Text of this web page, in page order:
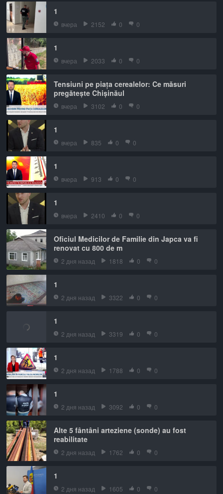
1
вчера 2152 0 0
1
вчера 2033 0 0
Tensiuni pe piața cerealelor: Ce măsuri
pregătește Chișinăul
вчера 3102 0 0
1
вчера 835 0 0
1
вчера 913 0 0
1
вчера 2410 0 0
Oficiul Medicilor de Familie din Japca va fi
renovat cu 800 de m
2 дня назад 1818 0 0
1
2 дня назад 3322 0 0
1
2 дня назад 3319 0 0
1
2 дня назад 1788 0 0
1
2 дня назад 3092 0 0
Alte 5 fântâni arteziene (sonde) au fost
reabilitate
2 дня назад 1762 0 0
1
2 дня назад 1605 0 0